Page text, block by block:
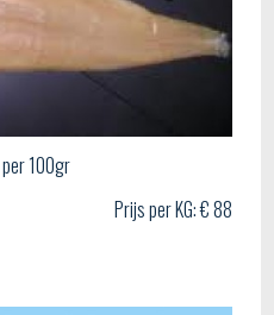
100gr
Prijs per KG: € 88